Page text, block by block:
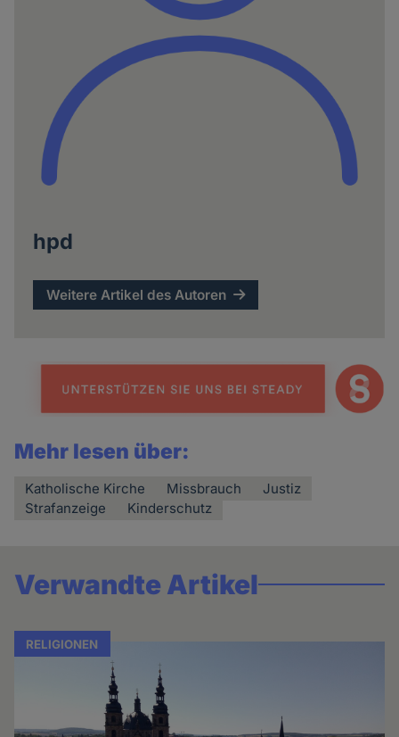
hpd
Weitere Artikel des Autoren
Mehr lesen über:
Katholische Kirche Missbrauch
Justiz
Strafanzeige
Kinderschutz
Verwandte Artikel
RELIGIONEN